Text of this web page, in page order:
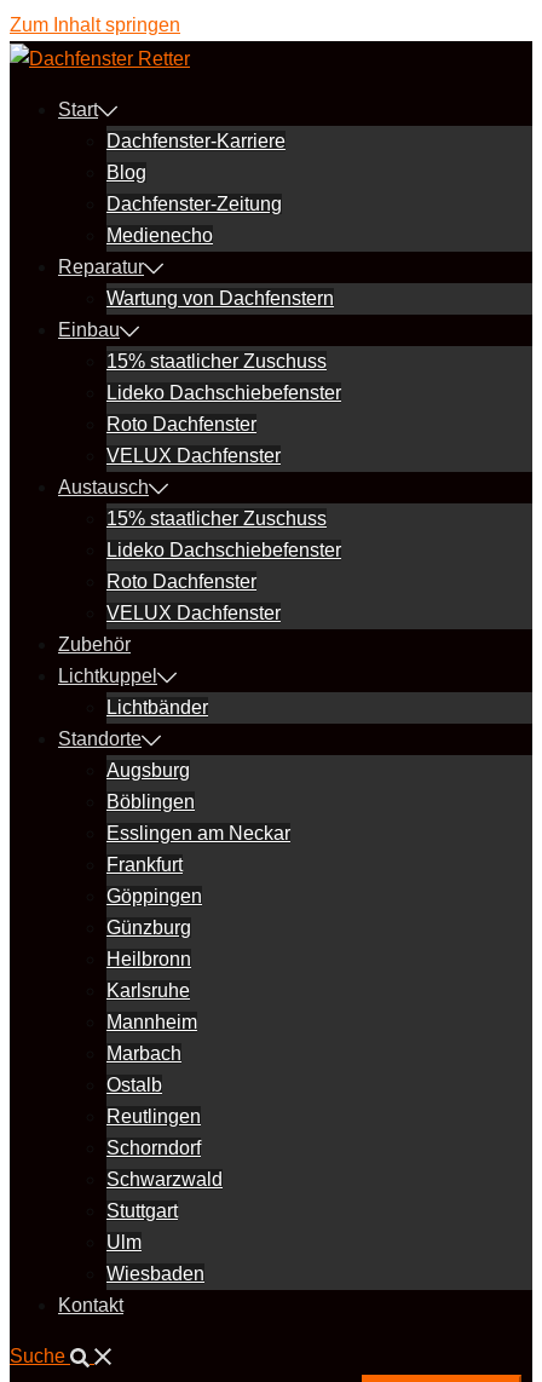
Zum Inhalt springen
Start
Dachfenster-Karriere
Blog
Dachfenster-Zeitung
Medienecho
Reparatur
Wartung von Dachfenstern
Einbau
15% staatlicher Zuschuss
Lideko Dachschiebefenster
Roto Dachfenster
VELUX Dachfenster
Austausch
15% staatlicher Zuschuss
Lideko Dachschiebefenster
Roto Dachfenster
VELUX Dachfenster
Zubehör
Lichtkuppel
Lichtbänder
Standorte
Augsburg
Böblingen
Esslingen am Neckar
Frankfurt
Göppingen
Günzburg
Heilbronn
Karlsruhe
Mannheim
Marbach
Ostalb
Reutlingen
Schorndorf
Schwarzwald
Stuttgart
Ulm
Wiesbaden
Kontakt
Suche